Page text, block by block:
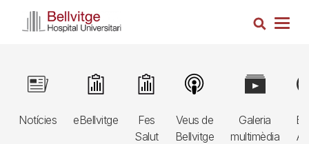
Cerca
Navegació
principal
3r
Notícies
Image
eBellvitge
Image
Fes
Salut
Image
Veus de
Bellvitge
Image
Galeria
multimèdia
Image